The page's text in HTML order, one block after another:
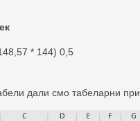
* 144) 0,5
дали смо табеларни